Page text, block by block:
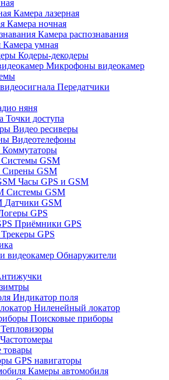
Камера лазерная
Камера ночная
Камера распознавания
Камера умная
Кодеры-декодеры
Микрофоны видеокамер
Передатчики
няня
Точки доступа
Видео ресиверы
Видеотелефоны
Коммутаторы
GSM
Сирены GSM
Часы GPS и GSM
Системы GSM
Датчики GSM
GPS
Приёмники GPS
Трекеры GPS
Обнаружители
Индикатор поля
Ниленейный локатор
Поисковые приборы
Тепловизоры
Частотомеры
товары
GPS навигаторы
Камеры автомобиля